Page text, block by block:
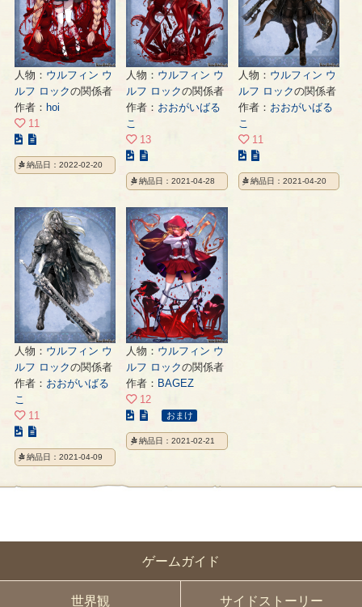
ゲームガイド
世界観 サイドストーリー
ジ
人物： ウルフィン ウ
ルフ ロックの関係者
作者： hoi
11
の
イ
ト
の
ペ
ー
ジ
納品日：2022-02-20
人物： ウルフィン ウ
ルフ ロックの関係者
作者： おおがいばる
こ
13
の
イ
ス
ト
の
ペ
ー
ジ
納品日：2021-04-28
人物： ウルフィン ウ
ルフ ロックの関係者
作者： おおがいばる
こ
11
の
イ
納品日：2021-04-20
人物： ウルフィン ウ
ルフ ロックの関係者
作者： おおがいばる
こ
11
の
イ
ペ
納品日：2021-04-09
人物： ウルフィン ウ
ルフ ロックの関係者
作者： BAGEZ
12
こ
の
イ
ー
ジ
おまけ
納品日：2021-02-21